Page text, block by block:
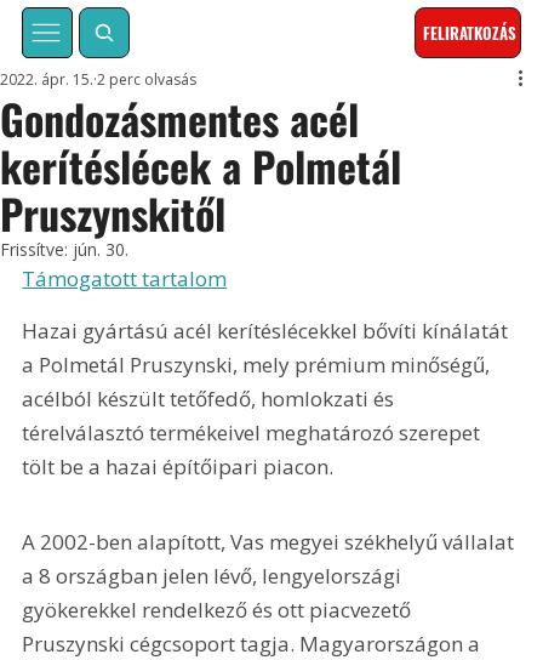
FELIRATKOZÁS
Gondozásmentes acél
kerítéslécek a Polmetál
Pruszynskitől
2022. ápr. 15. 2 perc olvasás
Frissítve: jún. 30.
Támogatott tartalom
Hazai gyártású acél kerítéslécekkel bővíti kínálatát
a Polmetál Pruszynski, mely prémium minőségű,
acélból készült tetőfedő, homlokzati és
térelválasztó termékeivel meghatározó szerepet
tölt be a hazai építőipari piacon.
A 2002-ben alapított, Vas megyei székhelyű vállalat
a 8 országban jelen lévő, lengyelországi
gyökerekkel rendelkező és ott piacvezető
Pruszynski cégcsoport tagja. Magyarországon a